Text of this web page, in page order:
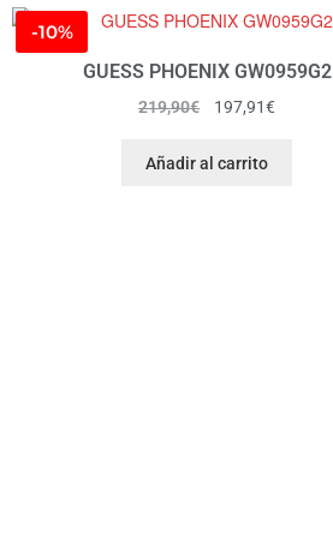
-10%
GUESS PHOENIX GW0959G2
219,90€ 197,91€
Añadir al carrito